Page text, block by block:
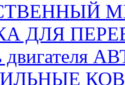
ДЛЯ
двигателя